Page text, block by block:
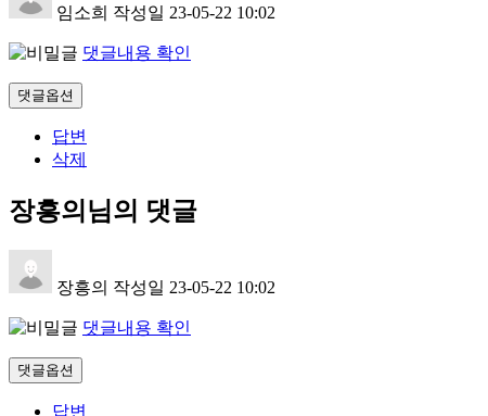
임소희 작성일 23-05-22 10:02
댓글내용 확인
댓글옵션
답변
삭제
장흥의님의 댓글
장흥의 작성일 23-05-22 10:02
댓글내용 확인
댓글옵션
답변